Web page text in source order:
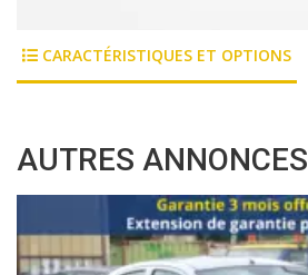
CARACTÉRISTIQUES ET OPTIONS
AUTRES ANNONCES